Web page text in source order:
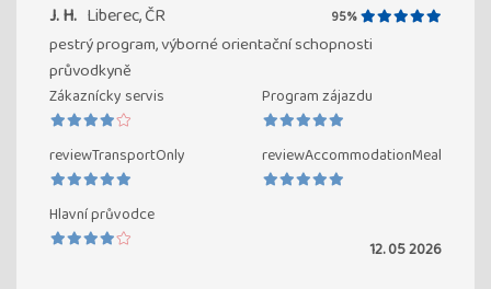
J. H. Liberec, ČR 95%
pestrý program, výborné orientační schopnosti
průvodkyně
Zákaznícky servis Program zájazdu
reviewTransportOnly reviewAccommodationMeal
Hlavní průvodce
12. 05 2026